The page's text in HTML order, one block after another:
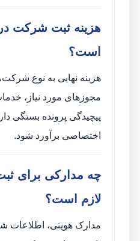
هزینه ثبت شرکت
است؟
هزینه نهایی به نوع
مجوزهای مورد نیاز،
پیچیدگی پرونده بستگی
اختصاصی برآورد شود.
چه مدارکی برای
لازم است؟
مدارک هویتی، اطلاعات